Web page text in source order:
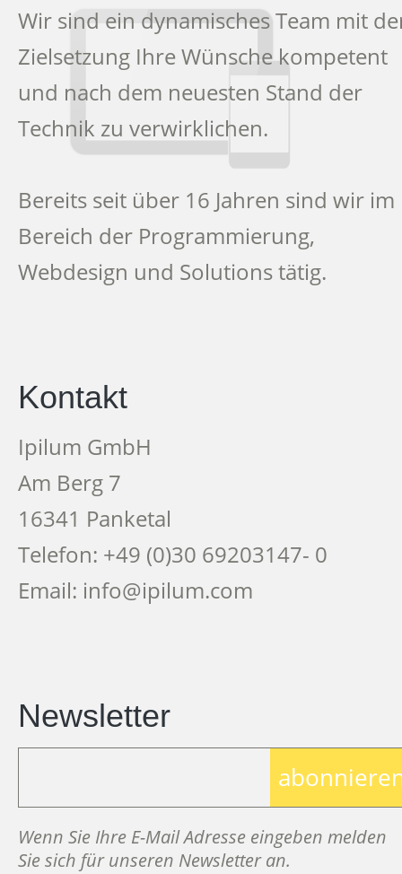
Wir sind ein dynamisches Team mit
Zielsetzung Ihre Wünsche kompetent
und nach dem neuesten Stand der
Technik zu verwirklichen.
Bereits seit über 16 Jahren sind wir im
Bereich der Programmierung,
Webdesign und Solutions tätig.
Kontakt
Ipilum GmbH
Am Berg 7
16341 Panketal
Telefon: +49 (0)30 69203147- 0
Email: info@ipilum.com
Newsletter
Wenn Sie Ihre E-Mail Adresse eingeben melden
Sie sich für unseren Newsletter an.